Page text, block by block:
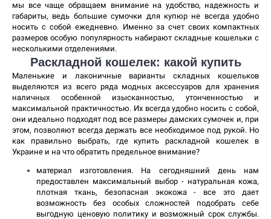
мы все чаще обращаем внимание на удобство, надежность и
габариты, ведь большие сумочки для купюр не всегда удобно
носить с собой ежедневно. Именно за счет своих компактных
размеров особую популярность набирают складные кошельки с
несколькими отделениями.
Раскладной кошелек: какой купить
Маленькие и лаконичные варианты складных кошельков
выделяются из всего ряда модных аксессуаров для хранения
наличных особенной изысканностью, утонченностью и
максимальной практичностью. Их всегда удобно носить с собой,
они идеально подходят под все размеры дамских сумочек и, при
этом, позволяют всегда держать все необходимое под рукой. Но
как правильно выбрать, где купить раскладной кошелек в
Украине и на что обратить предельное внимание?
материал изготовления. На сегодняшний день нам
предоставлен максимальный выбор - натуральная кожа,
плотная ткань, безопасная экокожа - все это дает
возможность без особых сложностей подобрать себе
выгодную ценовую политику и возможный срок службы.